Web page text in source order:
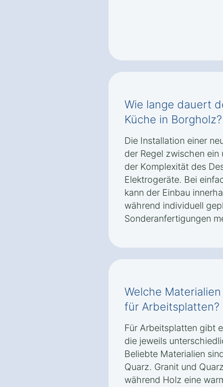
Wie lange dauert
Küche in Borgholz?
Die Installation einer
der Regel zwischen
der Komplexität des
Elektrogeräte. Bei
kann der Einbau
während individuell
Sonderanfertigungen
Welche
für Arbeitsplatten?
Für Arbeitsplatten gibt
die jeweils
Beliebte Materialien
Quarz. Granit und
während Holz eine